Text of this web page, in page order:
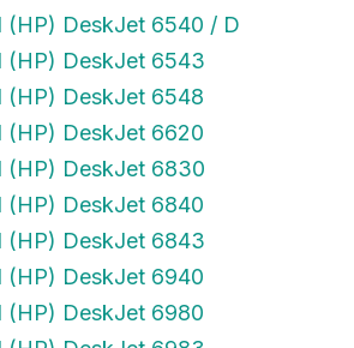
(HP) DeskJet 6540 / D
(HP) DeskJet 6543
(HP) DeskJet 6548
(HP) DeskJet 6620
(HP) DeskJet 6830
(HP) DeskJet 6840
(HP) DeskJet 6843
(HP) DeskJet 6940
(HP) DeskJet 6980
(HP) DeskJet 6983